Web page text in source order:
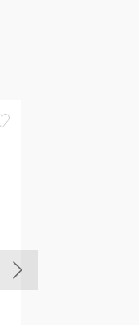
favorite